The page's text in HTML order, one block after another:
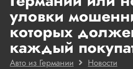
уловки
которых
каждый
Авто из Германии Новости